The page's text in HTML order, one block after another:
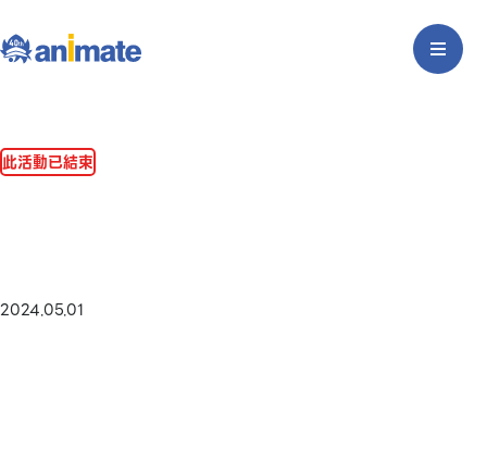
此活動已結束
2024.05.01